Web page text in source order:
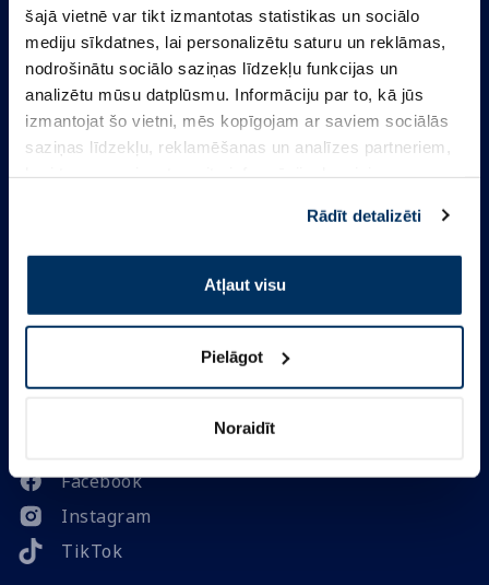
šajā vietnē var tikt izmantotas statistikas un sociālo
mediju sīkdatnes, lai personalizētu saturu un reklāmas,
nodrošinātu sociālo saziņas līdzekļu funkcijas un
analizētu mūsu datplūsmu. Informāciju par to, kā jūs
izmantojat šo vietni, mēs kopīgojam ar saviem sociālās
saziņas līdzekļu, reklamēšanas un analīzes partneriem,
pakalpojumus. Ja piekrītat šo papildu sīkdatņu
izmantošanai, lūdzu, atzīmējiet savu izvēli:
Rādīt detalizēti
Atļaut visu
Pielāgot
Noraidīt
Facebook
Instagram
TikTok